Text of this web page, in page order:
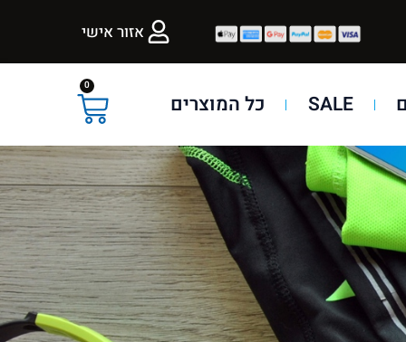
אזור אישי
SALE כל המוצרים
0